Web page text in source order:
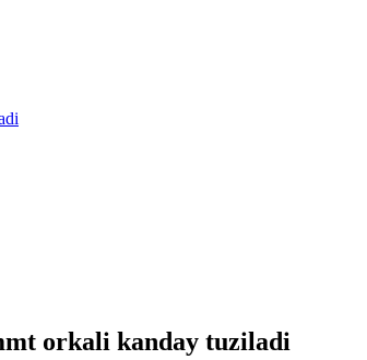
orkali kanday tuziladi